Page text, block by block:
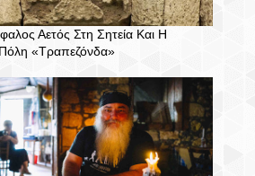
Αετός Στη Σητεία Και Η
«Τραπεζόνδα»